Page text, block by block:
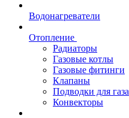
Водонагреватели
Отопление
Радиаторы
Газовые котлы
Газовые фитинги
Клапаны
Подводки для газа
Конвекторы